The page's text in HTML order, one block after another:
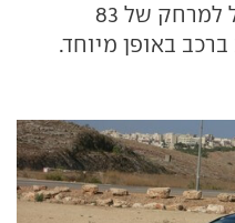
הצלחנו לנסוע בכוח החשמל למרחק של 83
באופן מיוחד.